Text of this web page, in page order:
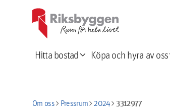
Hitta bostadexpand_more Köpa och hyra av oss
Om osschevron_rightPressrumchevron_right2024chevron_right3312977